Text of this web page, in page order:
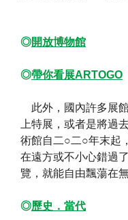
◎開放博物館
◎帶你看展ARTOGO
此外，國內許多展
上特展，或者是將過
術館自二○二○年末起
在遠方或不小心錯過
覽，就能自由飄蕩在
◎歷史．當代